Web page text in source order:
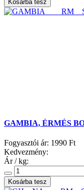
GAMBIA, ÉRMÉS
Fogyasztói ár: 1990 Ft
Kedvezmény:
Ár / kg: